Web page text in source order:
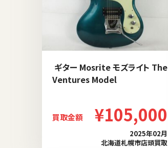
ギター Mosrite モズライト The
Ventures Model
買取金額 ¥105,000
2025年02月
北海道札幌市店頭買取